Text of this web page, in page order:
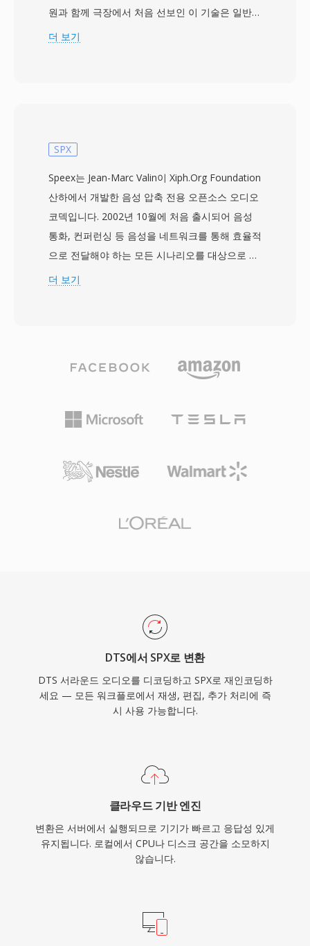
원과 함께 극장에서 처음 선보인 이 기술은 일반적
으로 768 kbps~1.5 Mbps 비트레이트로 최대 5.1
터 양자화를 사용하여 인코딩하며, 풍부한 음장을
는 24비트/192 kHz까지 비트 단위 정확도를 위한
무손실 확장 레이어를 추가합니다. 주요 강점으로
는 AV 리시버, 게임 콘솔, 차량 인포테인먼트 시스
템에 걸친 광범위한 하드웨어 채택, 그리고 디스크
나 스트림의 경미한 결함을 숨기는 강력한 오류 은
닉이 있습니다. 물리적 미디어나 고급 스트리밍을
더 보기
SPX
Speex는 Jean-Marc Valin이 Xiph.Org Foundation
산하에서 개발한 음성 압축 전용 오픈소스 오디오
코덱입니다. 2002년 10월에 처음 출시되어 음성
통화, 컨퍼런싱 등 음성을 네트워크를 통해 효율적
으로 전달해야 하는 모든 시나리오를 대상으로 합
니다. SPX 파일은 Speex 인코딩 오디오를 Ogg 컨
변 비트레이트 인코딩을 지원합니다. 뛰어난 장점
상용 및 오픈소스 제품 모두에 자유롭게 임베딩할
수 있었습니다. Speex는 또한 음향 에코 제거, 노
이 일반적으로 외부 라이브러리에 위임하는 기능
VoIP 시스템, 보관된 녹음, 경량 디코더 풋프린트
더 보기
DTS에서 SPX로 변환
DTS 서라운드 오디오를 디코딩하고 SPX로 재인코딩하
세요 — 모든 워크플로에서 재생, 편집, 추가 처리에 즉
시 사용 가능합니다.
클라우드 기반 엔진
변환은 서버에서 실행되므로 기기가 빠르고 응답성 있게
유지됩니다. 로컬에서 CPU나 디스크 공간을 소모하지
않습니다.